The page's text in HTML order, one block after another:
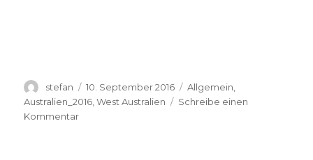
Autor
stefan
Veröffentlicht
am
10. September 2016 Kategorien
Allgemein
Australien_2016 ,West Australien
Schreibe einen
Kommentarzu